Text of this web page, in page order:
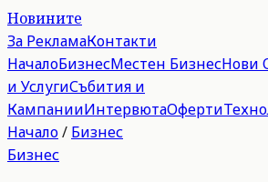
Новините
За РекламаКонтакти
НачалоБизнесМестен БизнесНови
и УслугиСъбития и
КампанииИнтервютаОферти
Начало/ Бизнес
Бизнес